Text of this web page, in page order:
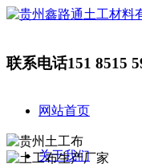
联系电话151 8515
网站首页
关于我们